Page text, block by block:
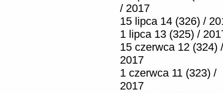
/ 2017
15 lipca 14 (326) /
1 lipca 13 (325) /
15 czerwca 12 (324) /
2017
1 czerwca 11 (323) /
2017